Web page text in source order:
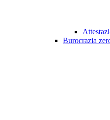
Burocrazia